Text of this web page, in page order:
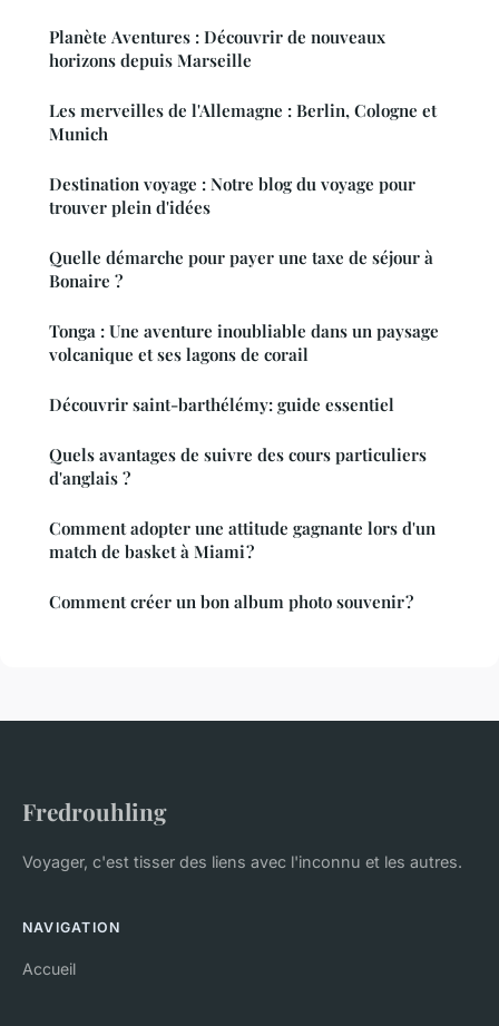
Planète Aventures : Découvrir de nouveaux
horizons depuis Marseille
Les merveilles de l'Allemagne : Berlin, Cologne et
Munich
Destination voyage : Notre blog du voyage pour
trouver plein d'idées
Quelle démarche pour payer une taxe de séjour à
Bonaire ?
Tonga : Une aventure inoubliable dans un paysage
volcanique et ses lagons de corail
Découvrir saint-barthélémy: guide essentiel
Quels avantages de suivre des cours particuliers
d'anglais ?
Comment adopter une attitude gagnante lors d'un
match de basket à Miami ?
Comment créer un bon album photo souvenir ?
Fredrouhling
Voyager, c'est tisser des liens avec l'inconnu et les autres.
NAVIGATION
Accueil